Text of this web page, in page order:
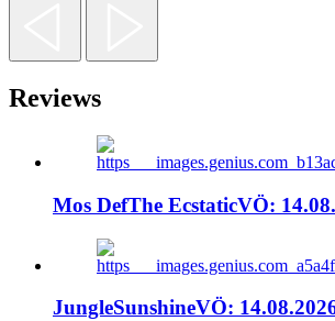
Reviews
Mos DefThe EcstaticVÖ:
JungleSunshineVÖ: